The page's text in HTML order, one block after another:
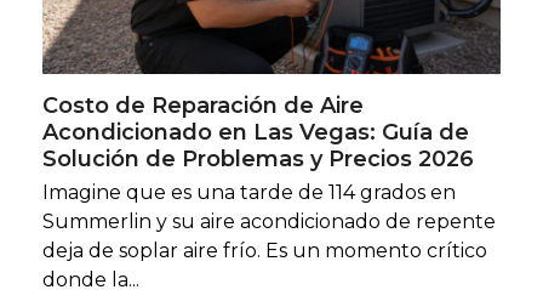
Costo de Reparación de Aire
Acondicionado en Las Vegas: Guía de
Solución de Problemas y Precios 2026
Imagine que es una tarde de 114 grados en
Summerlin y su aire acondicionado de repente
deja de soplar aire frío. Es un momento crítico
donde la...